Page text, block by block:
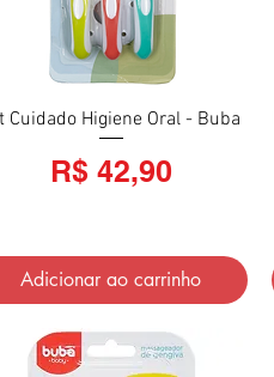
Visualização rápida
Cuidado Higiene Oral - Buba
Preço
R$ 42,90
Adicionar ao carrinho